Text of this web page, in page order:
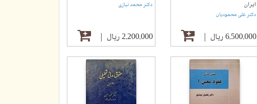
ایران
دکتر علی محمودیان
6,500,000 ریال
دکتر محمد نیازی
2,200,000 ریال